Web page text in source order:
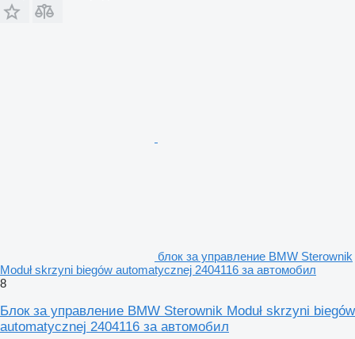
блок за управление BMW Sterownik
Moduł skrzyni biegów automatycznej 2404116 за автомобил
8
Блок за управление BMW Sterownik Moduł skrzyni biegów
automatycznej 2404116 за автомобил